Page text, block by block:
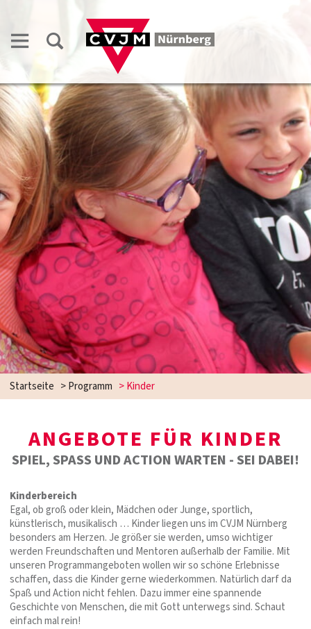
Startseite >Programm >Kinder
ANGEBOTE FÜR KINDER
SPIEL, SPASS UND ACTION WARTEN - SEI DABEI!
Kinderbereich
Egal, ob groß oder klein, Mädchen oder Junge, sportlich,
künstlerisch, musikalisch … Kinder liegen uns im CVJM Nürnberg
besonders am Herzen. Je größer sie werden, umso wichtiger
werden Freundschaften und Mentoren außerhalb der Familie. Mit
unseren Programmangeboten wollen wir so schöne Erlebnisse
schaffen, dass die Kinder gerne wiederkommen. Natürlich darf da
Spaß und Action nicht fehlen. Dazu immer eine spannende
Geschichte von Menschen, die mit Gott unterwegs sind. Schaut
einfach mal rein!